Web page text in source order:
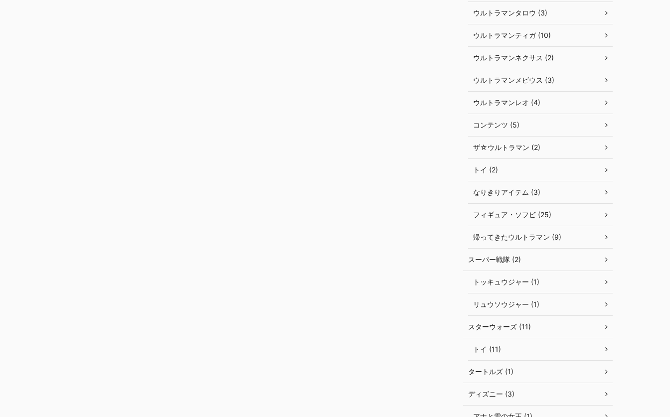
ウルトラマンタロウ (3)
ウルトラマンティガ (10)
ウルトラマンネクサス (2)
ウルトラマンメビウス (3)
ウルトラマンレオ (4)
コンテンツ (5)
ザ☆ウルトラマン (2)
トイ (2)
なりきりアイテム (3)
フィギュア・ソフビ (25)
帰ってきたウルトラマン (9)
スーパー戦隊 (2)
トッキュウジャー (1)
リュウソウジャー (1)
スターウォーズ (11)
トイ (11)
タートルズ (1)
ディズニー (3)